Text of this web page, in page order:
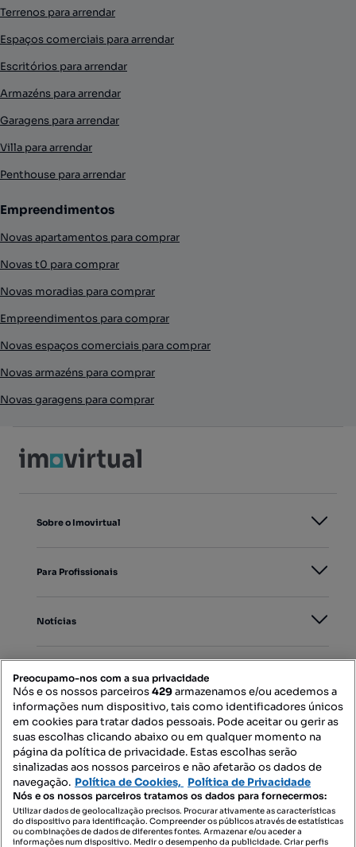
Terrenos para arrendar
Espaços comerciais para arrendar
Escritórios para arrendar
Armazéns para arrendar
Garagens para arrendar
Villa para arrendar
Penthouse para arrendar
Empreendimentos
Novas apartamentos para comprar
Novas t0 para comprar
Novas moradias para comprar
Empreendimentos para comprar
Novas espaços comerciais para comprar
Novas armazéns para comprar
Novas garagens para comprar
Sobre o Imovirtual
Para Profissionais
Notícias
Mapa do Site
Contacte-nos
SIGA-NOS:
Preocupamo-nos com a sua privacidade
Nós e os nossos parceiros429armazenamos e/ou acedemos a
informações num dispositivo, tais como identificadores únicos
em cookies para tratar dados pessoais. Pode aceitar ou gerir as
suas escolhas clicando abaixo ou em qualquer momento na
página da política de privacidade. Estas escolhas serão
sinalizadas aos nossos parceiros e não afetarão os dados de
navegação. Política de Cookies, Política de Privacidade
Nós e os nossos parceiros tratamos os dados para fornecermos:
Utilizar dados de geolocalização precisos. Procurar ativamente as características
do dispositivo para identificação. Compreender os públicos através de estatísticas
ou combinações de dados de diferentes fontes. Armazenar e/ou aceder a
informações num dispositivo. Medir o desempenho da publicidade. Criar perfis